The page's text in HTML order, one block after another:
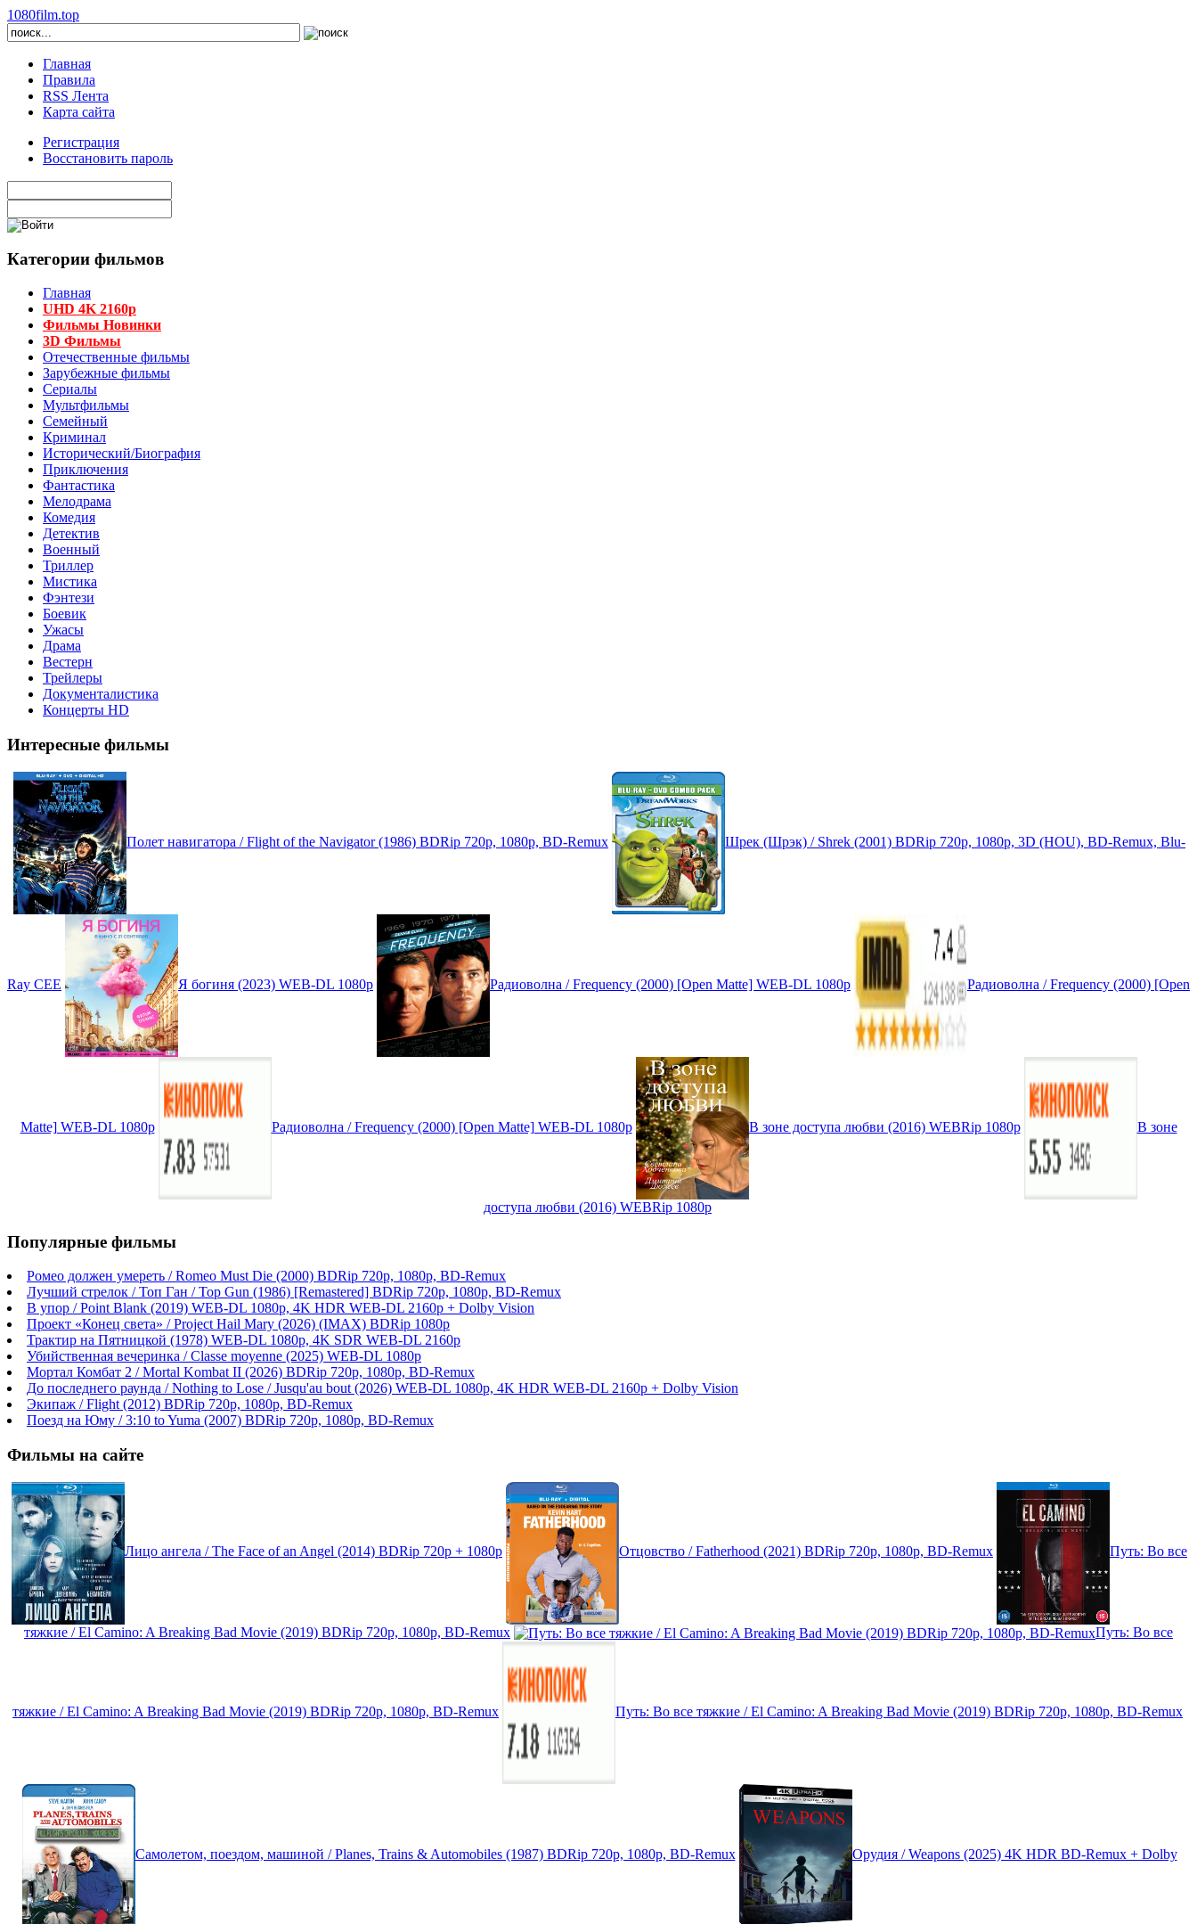
1080film.top
Главная
Правила
RSS Лента
Карта сайта
Регистрация
Восстановить пароль
Категории фильмов
Главная
UHD 4K 2160p
Фильмы Новинки
3D Фильмы
Отечественные фильмы
Зарубежные фильмы
Сериалы
Мультфильмы
Семейный
Криминал
Исторический/Биография
Приключения
Фантастика
Мелодрама
Комедия
Детектив
Военный
Триллер
Мистика
Фэнтези
Боевик
Ужасы
Драма
Вестерн
Трейлеры
Документалистика
Концерты HD
Интересные фильмы
Полет навигатора / Flight of the Navigator (1986) BDRip 720p, 1080p, BD-Remux Шрек (Шрэк) / Shrek (2001) BDRip 720p, 1080p, 3D (HOU), BD-Remux, Blu-
Ray CEE Я богиня (2023) WEB-DL 1080p Радиоволна / Frequency (2000) [Open Matte] WEB-DL 1080p Радиоволна / Frequency (2000) [Open
Matte] WEB-DL 1080p Радиоволна / Frequency (2000) [Open Matte] WEB-DL 1080p В зоне доступа любви (2016) WEBRip 1080p В зоне
доступа любви (2016) WEBRip 1080p
Популярные фильмы
Ромео должен умереть / Romeo Must Die (2000) BDRip 720p, 1080p, BD-Remux
Лучший стрелок / Топ Ган / Top Gun (1986) [Remastered] BDRip 720p, 1080p, BD-Remux
В упор / Point Blank (2019) WEB-DL 1080p, 4K HDR WEB-DL 2160p + Dolby Vision
Проект «Конец света» / Project Hail Mary (2026) (IMAX) BDRip 1080p
Трактир на Пятницкой (1978) WEB-DL 1080p, 4K SDR WEB-DL 2160p
Убийственная вечеринка / Classe moyenne (2025) WEB-DL 1080p
Мортал Комбат 2 / Mortal Kombat II (2026) BDRip 720p, 1080p, BD-Remux
До последнего раунда / Nothing to Lose / Jusqu'au bout (2026) WEB-DL 1080p, 4K HDR WEB-DL 2160p + Dolby Vision
Экипаж / Flight (2012) BDRip 720p, 1080p, BD-Remux
Поезд на Юму / 3:10 to Yuma (2007) BDRip 720p, 1080p, BD-Remux
Фильмы на сайте
Лицо ангела / The Face of an Angel (2014) BDRip 720p + 1080p Отцовство / Fatherhood (2021) BDRip 720p, 1080p, BD-Remux Путь: Во все
тяжкие / El Camino: A Breaking Bad Movie (2019) BDRip 720p, 1080p, BD-Remux Путь: Во все
тяжкие / El Camino: A Breaking Bad Movie (2019) BDRip 720p, 1080p, BD-Remux Путь: Во все тяжкие / El Camino: A Breaking Bad Movie (2019) BDRip 720p, 1080p, BD-Remux
Самолетом, поездом, машиной / Planes, Trains & Automobiles (1987) BDRip 720p, 1080p, BD-Remux Орудия / Weapons (2025) 4K HDR BD-Remux + Dolby